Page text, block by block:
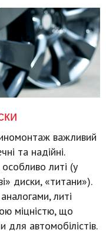
важливий
та надійні.
литі (у
диски, «титани»).
литі
міцністю, що
автомобілістів.